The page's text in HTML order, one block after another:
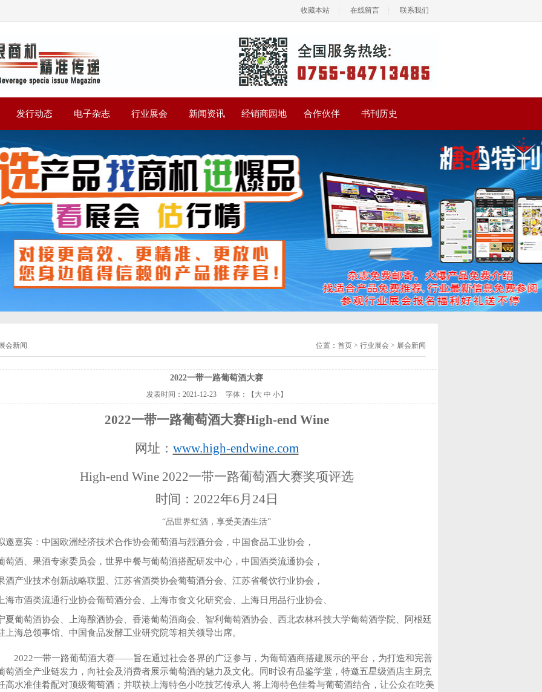
收藏本站 在线留言 联系我们
发行动态 电子杂志 行业展会 新闻资讯 经销商园地 合作伙伴 书刊历史
会新闻 位置： 首页 > 行业展会 > 展会新闻
2022一带一路葡萄酒大赛
发表时间： 2021-12-23字体：【 大 中 小】
2022一带一路葡萄酒大赛High-end Wine
网址： www.high-endwine.com
High-end Wine 2022一带一路葡萄酒大赛奖项评选
时间： 2022年6月24日
“品世界红酒，享受美酒生活”
邀嘉宾：中国欧洲经济技术合作协会葡萄酒与烈酒分会，中国食品工业协会，
萄酒、果酒专家委员会，世界中餐与葡萄酒搭配研发中心，中国酒类流通协会，
酒产业技术创新战略联盟、江苏省酒类协会葡萄酒分会、江苏省餐饮行业协会，
海市酒类流通行业协会葡萄酒分会、上海市食文化研究会、上海日用品行业协会、
夏葡萄酒协会、上海酿酒协会、香港葡萄酒商会、智利葡萄酒协会、西北农林科技大学葡萄酒学院、阿根廷
上海总领事馆、中国食品发酵工业研究院等相关领导出席。
2022一带一路葡萄酒大赛——旨在通过社会各界的广泛参与，为葡萄酒商搭建展示的平台，为打造和完善
萄酒全产业链发力，向社会及消费者展示葡萄酒的魅力及文化。同时设有品鉴学堂，特邀五星级酒店主厨烹
高水准佳肴配对顶级葡萄酒；并联袂上海特色小吃技艺传承人 将上海特色佳肴与葡萄酒结合，让公众在吃美